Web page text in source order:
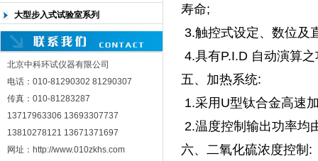
大型步入式试验室系列
北京中科环试仪器有限公司
电话：010-81290302 81290307
传真：010-81283287
13717963306 13693307737
13810278121 13671371697
网址：http://www.010zkhs.com
寿命;
3.触控式设定、数位及
4.具有P.I.D 自动演算
五、加热系统:
1.采用U型钛合金高速
2.温度控制输出功率均
六、二氧化硫浓度控制: